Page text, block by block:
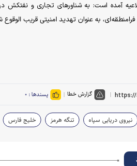
آمده است: به شناور‌های تجاری و
به عنوان تهدید امنیتی قریب
گزارش خطا پسندها : ۰
نیروی دریایی سپاه تنگه هرمز خلیج فارس